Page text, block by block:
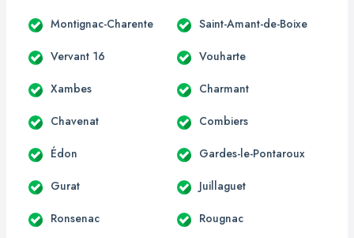
Montignac-Charente Saint-Amant-de-Boixe
Vervant 16 Vouharte
Xambes Charmant
Chavenat Combiers
Édon Gardes-le-Pontaroux
Gurat Juillaguet
Ronsenac Rougnac